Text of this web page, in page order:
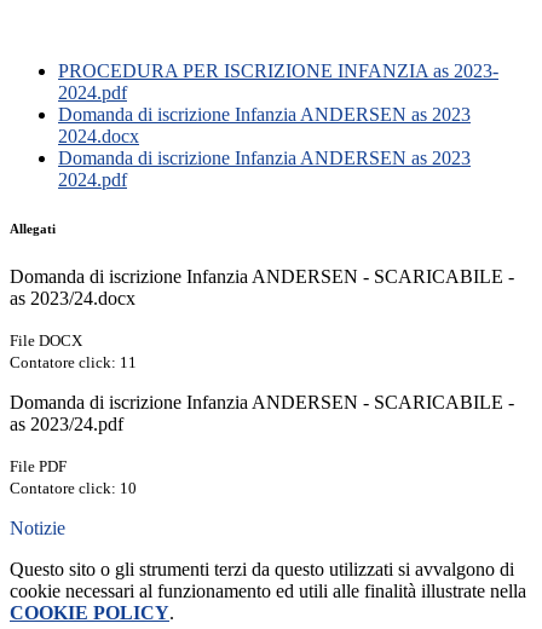
PROCEDURA PER ISCRIZIONE INFANZIA as 2023-
2024.pdf
Domanda di iscrizione Infanzia ANDERSEN as 2023
2024.docx
Domanda di iscrizione Infanzia ANDERSEN as 2023
2024.pdf
Allegati
Domanda di iscrizione Infanzia ANDERSEN - SCARICABILE -
as 2023/24.docx
File DOCX
Contatore click: 11
Domanda di iscrizione Infanzia ANDERSEN - SCARICABILE -
as 2023/24.pdf
File PDF
Contatore click: 10
Notizie
Questo sito o gli strumenti terzi da questo utilizzati si avvalgono di
cookie necessari al funzionamento ed utili alle finalità illustrate nella
COOKIE POLICY.